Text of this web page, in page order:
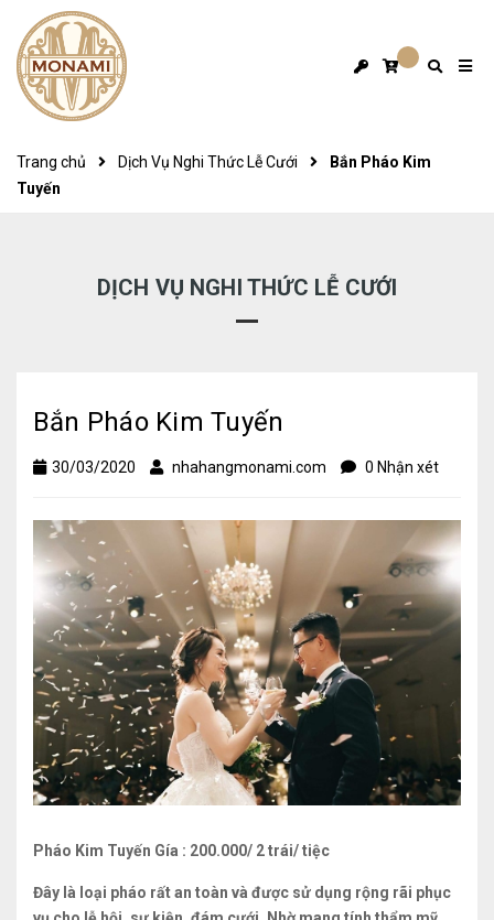
Trang chủ Dịch Vụ Nghi Thức Lễ Cưới
Bắn Pháo Kim
Tuyến
DỊCH VỤ NGHI THỨC LỄ CƯỚI
Bắn Pháo Kim Tuyến
30/03/2020 nhahangmonami.com 0 Nhận xét
Pháo Kim Tuyến Gía : 200.000/ 2 trái/ tiệc
Đây là loại pháo rất an toàn và được sử dụng rộng rãi phục